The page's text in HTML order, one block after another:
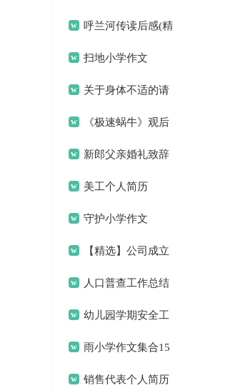
篇) 呼兰河传读后感(精
选15篇)
扫地小学作文
关于身体不适的请
假条《极速蜗牛》观后
感14篇新郎父亲婚礼致辞
(精选15篇)
美工个人简历
守护小学作文
【精选】公司成立
协议书3篇
人口普查工作总结
幼儿园学期安全工
作总结雨小学作文集合15
篇 销售代表个人简历